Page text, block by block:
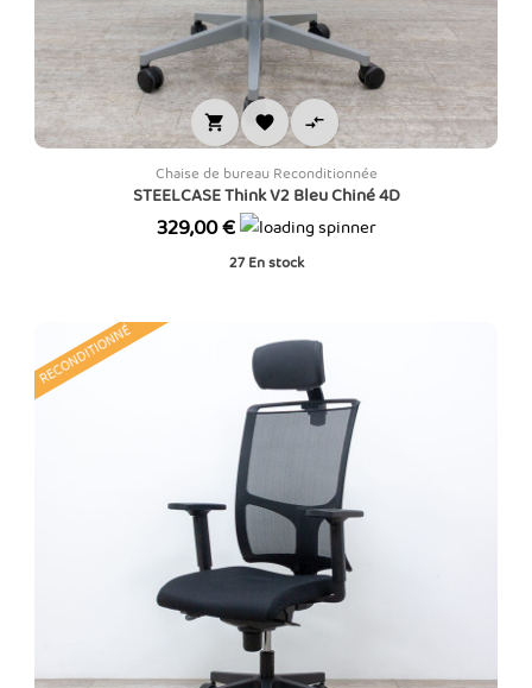
  
Chaise de bureau Reconditionnée
STEELCASE Think V2 Bleu Chiné 4D
Prix
329,00 €
27En stock
RECONDITIONNÉ